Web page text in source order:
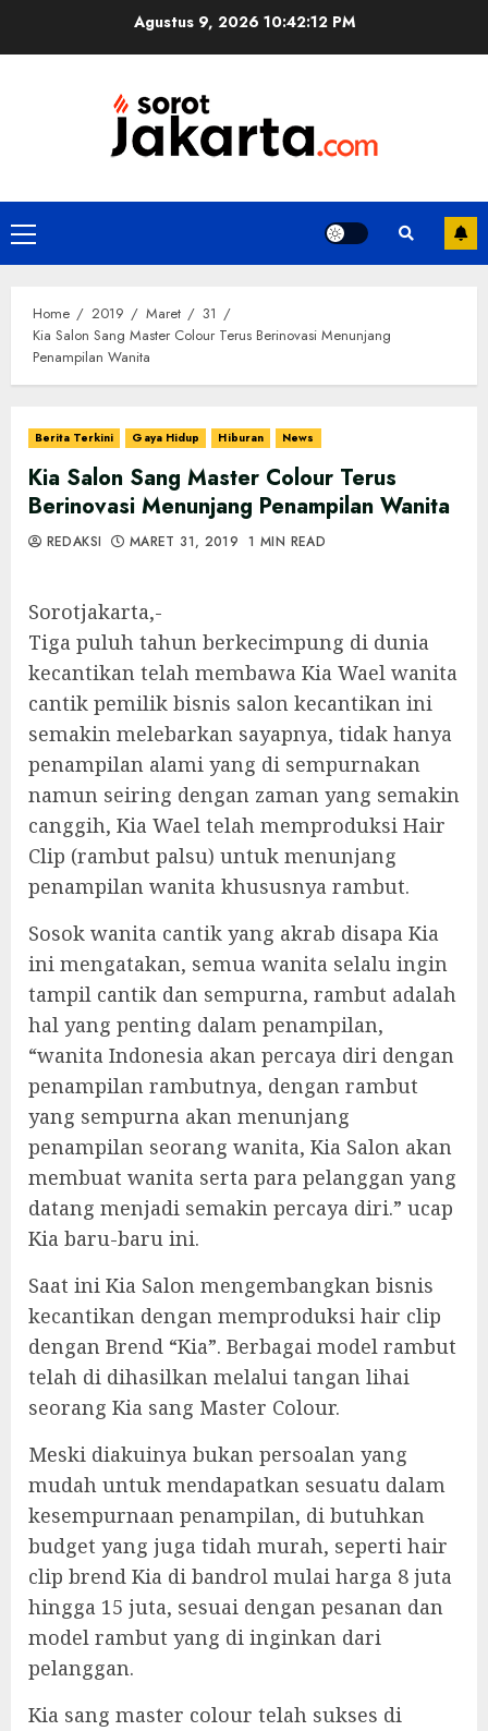
Agustus 9, 2026 10:42:13 PM
Primary
Menu
Home 2019 Maret
31
Kia Salon Sang Master Colour Terus Berinovasi Menunjang
Penampilan Wanita
Berita Terkini Gaya Hidup Hiburan News
Kia Salon Sang Master Colour Terus
Berinovasi Menunjang Penampilan Wanita
REDAKSI MARET 31, 2019 1 MIN READ
Sorotjakarta,-
Tiga puluh tahun berkecimpung di dunia
kecantikan telah membawa Kia Wael wanita
cantik pemilik bisnis salon kecantikan ini
semakin melebarkan sayapnya, tidak hanya
penampilan alami yang di sempurnakan
namun seiring dengan zaman yang semakin
canggih, Kia Wael telah memproduksi Hair
Clip (rambut palsu) untuk menunjang
penampilan wanita khususnya rambut.
Sosok wanita cantik yang akrab disapa Kia
ini mengatakan, semua wanita selalu ingin
tampil cantik dan sempurna, rambut adalah
hal yang penting dalam penampilan,
“wanita Indonesia akan percaya diri dengan
penampilan rambutnya, dengan rambut
yang sempurna akan menunjang
penampilan seorang wanita, Kia Salon akan
membuat wanita serta para pelanggan yang
datang menjadi semakin percaya diri.” ucap
Kia baru-baru ini.
Saat ini Kia Salon mengembangkan bisnis
kecantikan dengan memproduksi hair clip
dengan Brend “Kia”. Berbagai model rambut
telah di dihasilkan melalui tangan lihai
seorang Kia sang Master Colour.
Meski diakuinya bukan persoalan yang
mudah untuk mendapatkan sesuatu dalam
kesempurnaan penampilan, di butuhkan
budget yang juga tidah murah, seperti hair
clip brend Kia di bandrol mulai harga 8 juta
hingga 15 juta, sesuai dengan pesanan dan
model rambut yang di inginkan dari
pelanggan.
Kia sang master colour telah sukses di